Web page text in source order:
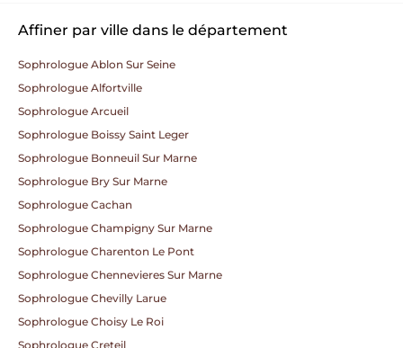
Affiner par ville dans le département
Sophrologue Ablon Sur Seine
Sophrologue Alfortville
Sophrologue Arcueil
Sophrologue Boissy Saint Leger
Sophrologue Bonneuil Sur Marne
Sophrologue Bry Sur Marne
Sophrologue Cachan
Sophrologue Champigny Sur Marne
Sophrologue Charenton Le Pont
Sophrologue Chennevieres Sur Marne
Sophrologue Chevilly Larue
Sophrologue Choisy Le Roi
Sophrologue Creteil